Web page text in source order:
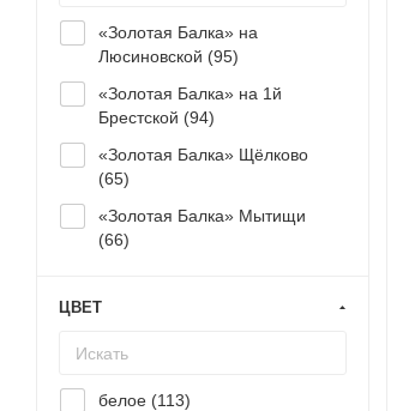
«Золотая Балка» на
Люсиновской (95)
«Золотая Балка» на 1й
Брестской (94)
«Золотая Балка» Щёлково
(65)
«Золотая Балка» Мытищи
(66)
ЦВЕТ
белое (113)